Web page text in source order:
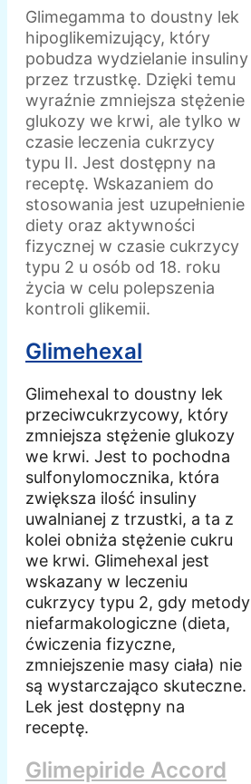
Glimegamma to doustny lek
hipoglikemizujący, który
pobudza wydzielanie insuliny
przez trzustkę. Dzięki temu
wyraźnie zmniejsza stężenie
glukozy we krwi, ale tylko w
czasie leczenia cukrzycy
typu II. Jest dostępny na
receptę. Wskazaniem do
stosowania jest uzupełnienie
diety oraz aktywności
fizycznej w czasie cukrzycy
typu 2 u osób od 18. roku
życia w celu polepszenia
kontroli glikemii.
Glimehexal
Glimehexal to doustny lek
przeciwcukrzycowy, który
zmniejsza stężenie glukozy
we krwi. Jest to pochodna
sulfonylomocznika, która
zwiększa ilość insuliny
uwalnianej z trzustki, a ta z
kolei obniża stężenie cukru
we krwi. Glimehexal jest
wskazany w leczeniu
cukrzycy typu 2, gdy metody
niefarmakologiczne (dieta,
ćwiczenia fizyczne,
zmniejszenie masy ciała) nie
są wystarczająco skuteczne.
Lek jest dostępny na
receptę.
Glimepiride Accord